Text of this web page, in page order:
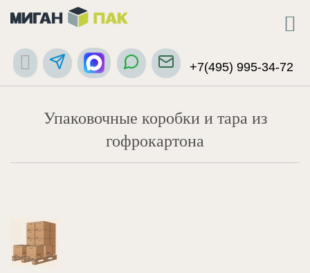
+7(495) 995-34-72
Упаковочные коробки и тара из
гофрокартона